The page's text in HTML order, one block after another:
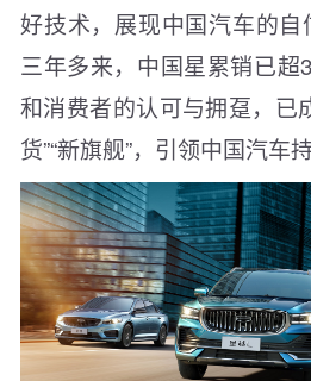
好技术，展现中国汽车的自
三年多来，中国星累销已
和消费者的认可与拥趸，已
货”“新旗舰”，引领中国汽车